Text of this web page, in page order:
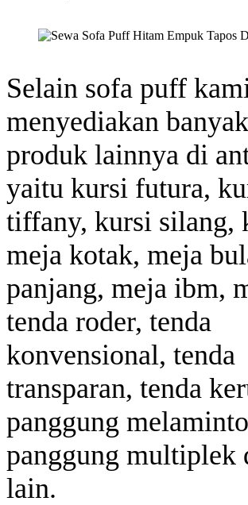
Selain sofa puff
menyediakan
produk lainnya di
yaitu kursi futura,
tiffany, kursi silang,
meja kotak, meja
panjang, meja ibm,
tenda roder, tenda
konvensional, tenda
transparan, tenda
panggung
panggung multiplek
lain.